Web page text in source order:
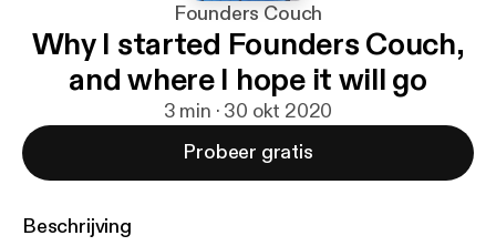
Founders Couch
Why I started Founders Couch,
and where I hope it will go
3 min · 30 okt 2020
Probeer gratis
Beschrijving